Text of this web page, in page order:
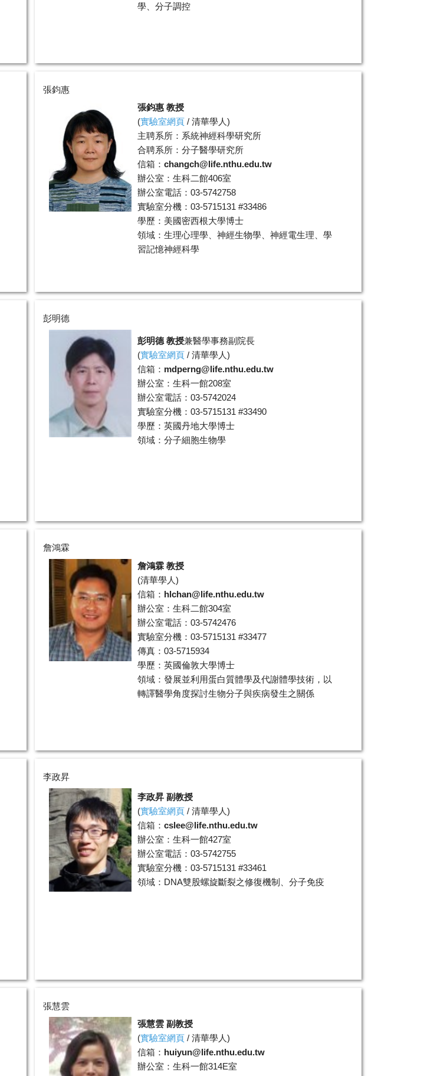
學、分子調控
張鈞惠
張鈞惠 教授
(實驗室網頁/ 清華學人)
主聘系所：系統神經科學研究所
合聘系所：分子醫學研究所
信箱： changch@life.nthu.edu.tw
辦公室：生科二館406室
辦公室電話：03-5742758
實驗室分機：03-5715131 #33486
學歷：美國密西根大學博士
領域：生理心理學、神經生物學、神經電生理、學
習記憶神經科學
彭明德
彭明德 教授兼醫學事務副院長
(實驗室網頁/ 清華學人)
信箱： mdperng@life.nthu.edu.tw
辦公室：生科一館208室
辦公室電話：03-5742024
實驗室分機：03-5715131 #33490
學歷：英國丹地大學博士
領域：分子細胞生物學
詹鴻霖
詹鴻霖 教授
(清華學人)
信箱： hlchan@life.nthu.edu.tw
辦公室：生科二館304室
辦公室電話：03-5742476
實驗室分機：03-5715131 #33477
傳真：03-5715934
學歷：英國倫敦大學博士
領域：發展並利用蛋白質體學及代謝體學技術，以
轉譯醫學角度探討生物分子與疾病發生之關係
李政昇
李政昇 副教授
(實驗室網頁/ 清華學人)
信箱： cslee@life.nthu.edu.tw
辦公室：生科一館427室
辦公室電話：03-5742755
實驗室分機：03-5715131 #33461
領域：DNA雙股螺旋斷裂之修復機制、分子免疫
張慧雲
張慧雲 副教授
(實驗室網頁/ 清華學人)
信箱： huiyun@life.nthu.edu.tw
辦公室：生科一館314E室